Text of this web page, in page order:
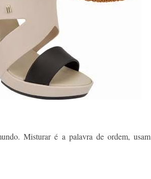
Misturar é a palavra de ordem, usam